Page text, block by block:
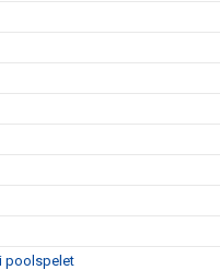
poolspelet